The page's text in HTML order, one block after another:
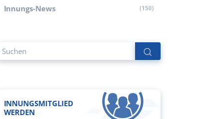
Innungs-News (150)
INNUNGSMITGLIED
WERDEN